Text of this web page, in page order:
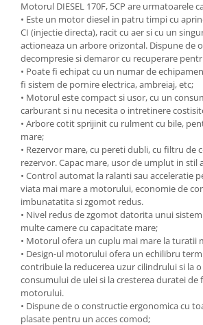
Perii de curatare
Perii si aparate scame
Stergatoare geam
Umerase pentru haine si suporturi
Uscatoare si standere haine
Bucatarie si electrocasnice
Masini de carnati si accesorii
Espressoare si cafetiere
Masini de piper si nuci
Accesorii si consumabile masini de
tocat carne
Autocolant de bucatarie
Blendere
Ceaune
Dozatoare
Fete de masa
Fierbatoare
Friteuze
Ochelari si casti de protectie
Statii si pistoale de lipit
Statii si pistoale de lipit
Accesorii, consumabile, piese
Accesorii
Acumulatori si incarcatoare scule
electrice
Discuri taiere
Strung
Scule de mana
Accesorii masini de taiat placi
ceramice
Accesorii placi ceramice
Carabine, vartejuri, belciuge
Ciocane manuale
Clesti si truse de sertizare
Fierastraie manuale
Motorul DIESEL 170F, 5CP are urmatoarele
• Este un motor diesel in patru timpi cu
CI (injectie directa), racit cu aer si cu un
actioneaza un arbore orizontal. Dispune de
decompresie si demaror cu recuperare
• Poate fi echipat cu un numar de
fi sistem de pornire electrica, ambreiaj, etc;
• Motorul este compact si usor, cu un
carburant si nu necesita o intretinere
• Arbore cotit sprijinit cu rulment cu bile,
mare;
• Rezervor mare, cu pereti dubli, cu filtru de
rezervor. Capac mare, usor de umplut in stil
• Control automat la ralanti sau acceleratie
viata mai mare a motorului, economie de
imbunatatita si zgomot redus.
• Nivel redus de zgomot datorita unui
multe camere cu capacitate mare;
• Motorul ofera un cuplu mai mare la turatii
• Design-ul motorului ofera un echilibru
contribuie la reducerea uzur cilindrului si la o
consumului de ulei si la cresterea duratei de
motorului.
• Dispune de o constructie ergonomica cu
plasate pentru un acces comod;